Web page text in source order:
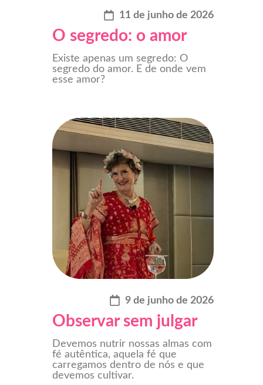
11 de junho de 2026
O segredo: o amor
Existe apenas um segredo: O
segredo do amor. E de onde vem
esse amor?
9 de junho de 2026
Observar sem julgar
Devemos nutrir nossas almas com
fé autêntica, aquela fé que
carregamos dentro de nós e que
devemos cultivar.